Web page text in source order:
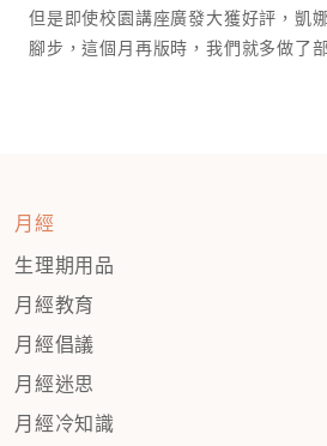
但是即使校園講座廣發大獲好評，凱
腳步，這個月再版時，我們就多做了
月經
生理期用品
月經教育
月經倡議
月經迷思
月經冷知識